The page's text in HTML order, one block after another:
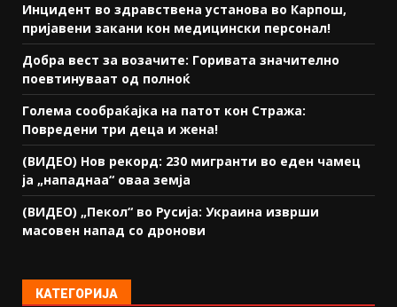
Инцидент во здравствена установа во Карпош,
пријавени закани кон медицински персонал!
Добра вест за возачите: Горивата значително
поевтинуваат од полноќ
Голема сообраќајка на патот кон Стража:
Повредени три деца и жена!
(ВИДЕО) Нов рекорд: 230 мигранти во еден чамец
ја „нападнаа“ оваа земја
(ВИДЕО) „Пекол“ во Русија: Украина изврши
масовен напад со дронови
КАТЕГОРИЈА